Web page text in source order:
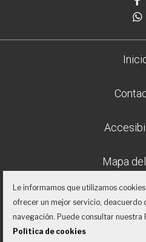
Mapa
Aviso
Política de
Le informamos que utilizamos
ofrecer un mejor servicio, deacuerdo
navegación. Puede consultar nuestra
Política de cookies